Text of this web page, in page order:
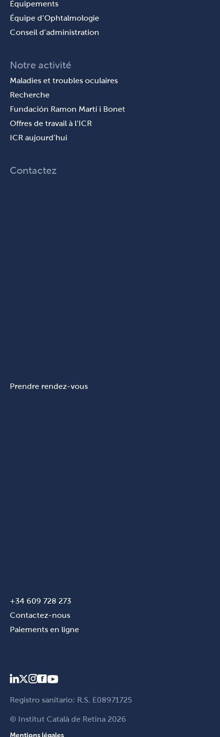
Équipements
Équipe d’Ophtalmologie
Conseil d’administration
Notre activité
Maladies et troubles oculaires
Recherche
Fundación Ramon Martí i Bonet
Offres de travail à l’ICR
ICR aujourd’hui
Contactez
Prendre rendez-vous
+34 609 728 273
Contactez-nous
Paiements en ligne
Registro sanitario: R.S. E08971725
© Institut Català de Retina 2026
Mentions légales